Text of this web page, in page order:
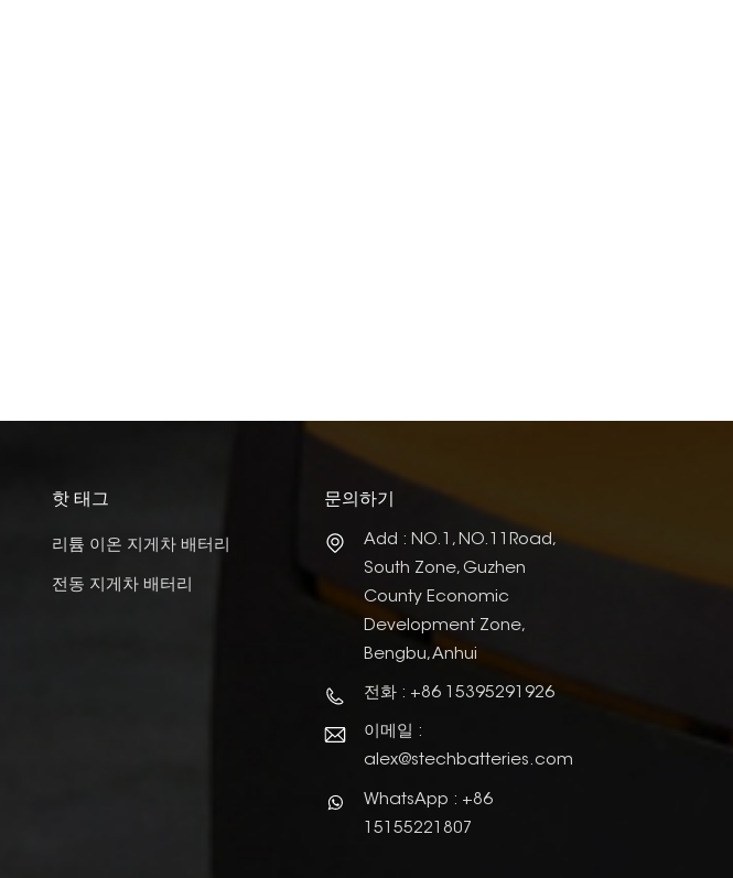
핫 태그
리튬 이온 지게차 배터리
전동 지게차 배터리
문의하기
Add : NO.1, NO.11Road,
South Zone, Guzhen
County Economic
Development Zone,
Bengbu, Anhui
전화 : +86 15395291926
이메일 :
alex@stechbatteries.com
WhatsApp : +86
15155221807